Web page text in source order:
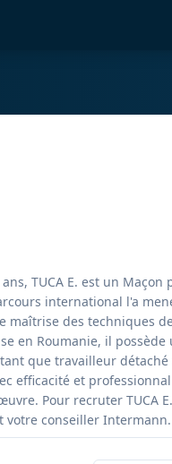
TUCA E. est un
international l'a
maîtrise des techniques
en Roumanie, il
que travailleur
efficacité et
Pour recruter TUCA
votre conseiller Intermann.